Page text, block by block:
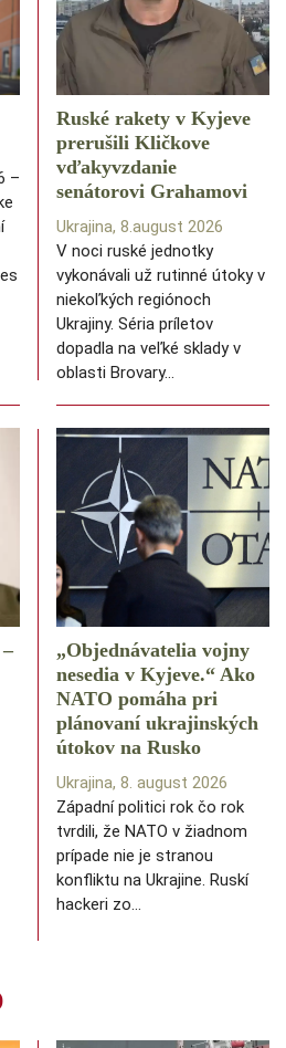
–
Ruské rakety v Kyjeve
prerušili Kličkove
vďakyvzdanie
senátorovi Grahamovi
Ukrajina, 8.august 2026
V noci ruské jednotky
vykonávali už rutinné útoky v
niekoľkých regiónoch
Ukrajiny. Séria príletov
dopadla na veľké sklady v
oblasti Brovary…
„Objednávatelia vojny
nesedia v Kyjeve.“ Ako
NATO pomáha pri
plánovaní ukrajinských
útokov na Rusko
Ukrajina, 8. august 2026
Západní politici rok čo rok
tvrdili, že NATO v žiadnom
prípade nie je stranou
konfliktu na Ukrajine. Ruskí
hackeri zo…